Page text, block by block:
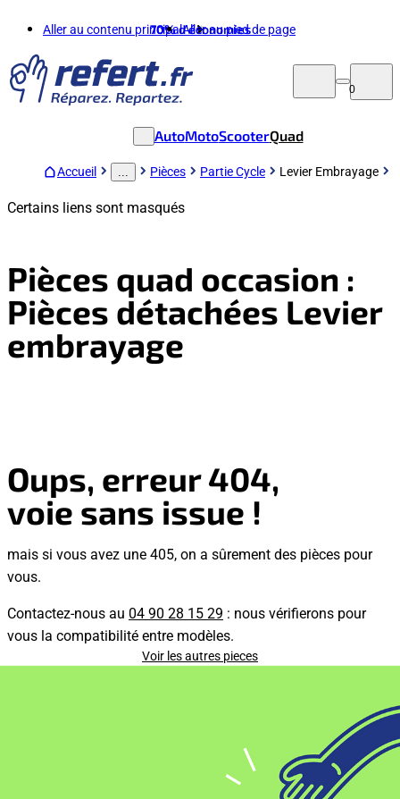
Aller au contenu principalAller au pied de page
70%d'économies
0
AutoMotoScooterQuad
Accueil Pièces Partie Cycle Levier Embrayage
Certains liens sont masqués
Pièces quad occasion :
Pièces détachées Levier
embrayage
Oups, erreur 404,
voie sans issue !
mais si vous avez une 405, on a sûrement des pièces pour
vous.
Contactez-nous au 04 90 28 15 29 : nous vérifierons pour
vous la compatibilité entre modèles.
Voir les autres pieces